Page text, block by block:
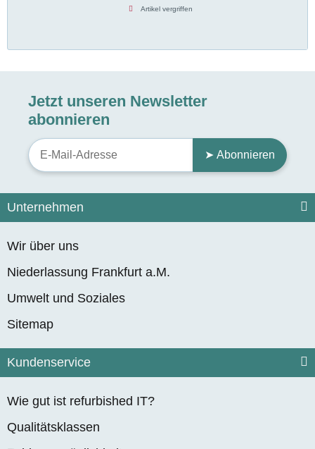
Artikel vergriffen
Jetzt unseren Newsletter
abonnieren
➤ Abonnieren
Unternehmen
Wir über uns
Niederlassung Frankfurt a.M.
Umwelt und Soziales
Sitemap
Kundenservice
Wie gut ist refurbished IT?
Qualitätsklassen